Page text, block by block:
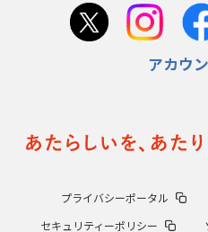
アカウ
プライバシーポータル
セキュリティーポリシー